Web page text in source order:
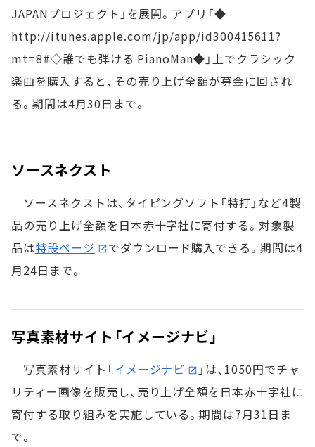
JAPANプロジェクト」を展開。アプリ「◆
http://itunes.apple.com/jp/app/id300415611?
mt=8#◇誰でも弾ける PianoMan◆」上でクラシック
楽曲を購入すると、その売り上げ全額が募金に回され
る。期間は4月30日まで。
ソースネクスト
ソースネクストは、タイピングソフト「特打」など4製
品の売り上げ全額を日本赤十字社に寄付する。対象製
品は特設ページ
でダウンロード購入できる。期間は4
月24日まで。
写真素材サイト「イメージナビ」
写真素材サイト「イメージナビ
」は、1050円でチャ
リティー画像を販売し、売り上げ全額を日本赤十字社に
寄付する取り組みを実施している。期間は7月31日ま
で。